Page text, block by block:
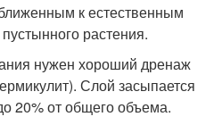
к естественным
растения.
нужен хороший дренаж
Слой засыпается
20% от общего объема.